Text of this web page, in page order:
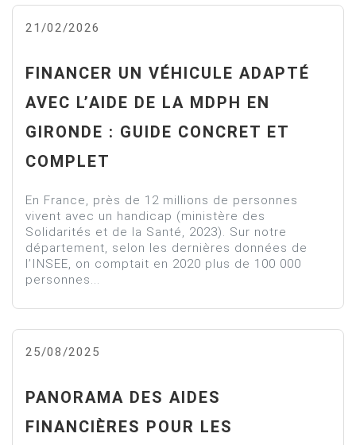
21/02/2026
FINANCER UN VÉHICULE ADAPTÉ
AVEC L’AIDE DE LA MDPH EN
GIRONDE : GUIDE CONCRET ET
COMPLET
En France, près de 12 millions de personnes
vivent avec un handicap (ministère des
Solidarités et de la Santé, 2023). Sur notre
département, selon les dernières données de
l’INSEE, on comptait en 2020 plus de 100 000
personnes...
25/08/2025
PANORAMA DES AIDES
FINANCIÈRES POUR LES